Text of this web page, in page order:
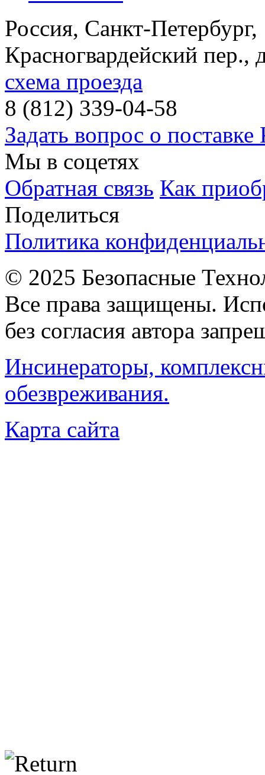
Россия, Санкт-Петербург,
Красногвардейский пер.,
схема проезда
8 (812) 339-04-58
Задать вопрос о
Мы в соцетях
Обратная связь Как
Поделиться
Политика
© 2025 Безопасные
Все права защищены.
без согласия автора
Инсинераторы,
обезвреживания.
Карта сайта